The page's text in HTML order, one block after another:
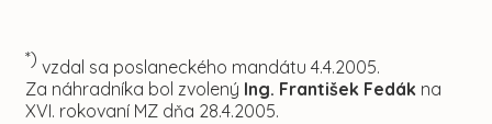
*) vzdal sa poslaneckého mandátu 4.4.2005.
Za náhradníka bol zvolený Ing. František Fedák na
XVI. rokovaní MZ dňa 28.4.2005.